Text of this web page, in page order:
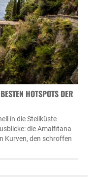
HOTSPOTS DER A
in die Steilküste
die Amalfitana
Kurven, den schroffen